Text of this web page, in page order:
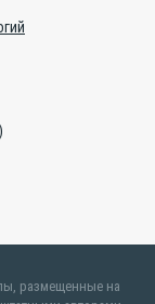
размещенные на